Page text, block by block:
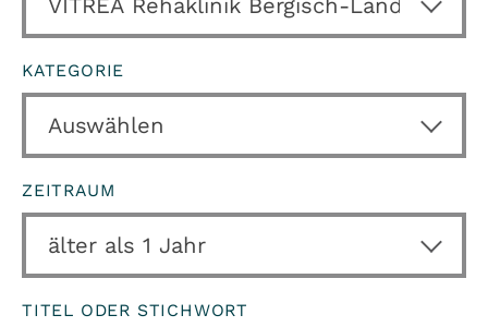
KATEGORIE
ZEITRAUM
TITEL ODER STICHWORT